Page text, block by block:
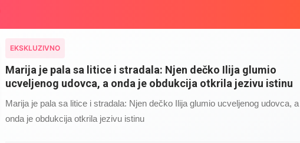
EKSKLUZIVNO
Marija je pala sa litice i stradala: Njen dečko Ilija glumio
ucveljenog udovca, a onda je obdukcija otkrila jezivu istinu
Marija je pala sa litice i stradala: Njen dečko Ilija glumio ucveljenog udovca, a
onda je obdukcija otkrila jezivu istinu